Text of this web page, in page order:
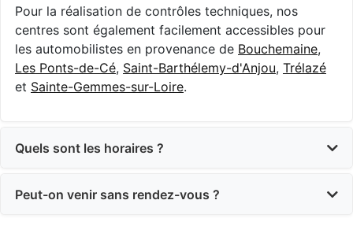
Pour la réalisation de contrôles techniques, nos
centres sont également facilement accessibles pour
les automobilistes en provenance de Bouchemaine,
Les Ponts-de-Cé, Saint-Barthélemy-d'Anjou, Trélazé
et Sainte-Gemmes-sur-Loire.
Quels sont les horaires ?
Peut-on venir sans rendez-vous ?